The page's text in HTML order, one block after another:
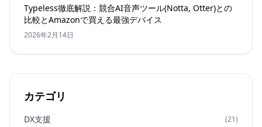
Typeless徹底解説：競合AI音声ツール(Notta, Otter)との
比較とAmazonで買える最強デバイス
2026年2月14日
カテゴリ
DX支援 (21)